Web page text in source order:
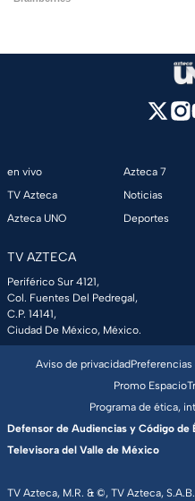
en vivo
TV Azteca
Azteca UNO
Azteca 7
Noticias
Deportes
TV AZTECA
Periférico Sur 4121,
Col. Fuentes Del Pedregal,
C.P. 14141,
Ciudad De México, México.
TV Azteca, M.R. & ©, TV Azteca,
Aviso de privacidadPreferencias
Promo Espacio
Programa de ética,
Defensor de Audiencias y Código de
Televisora del Valle de México